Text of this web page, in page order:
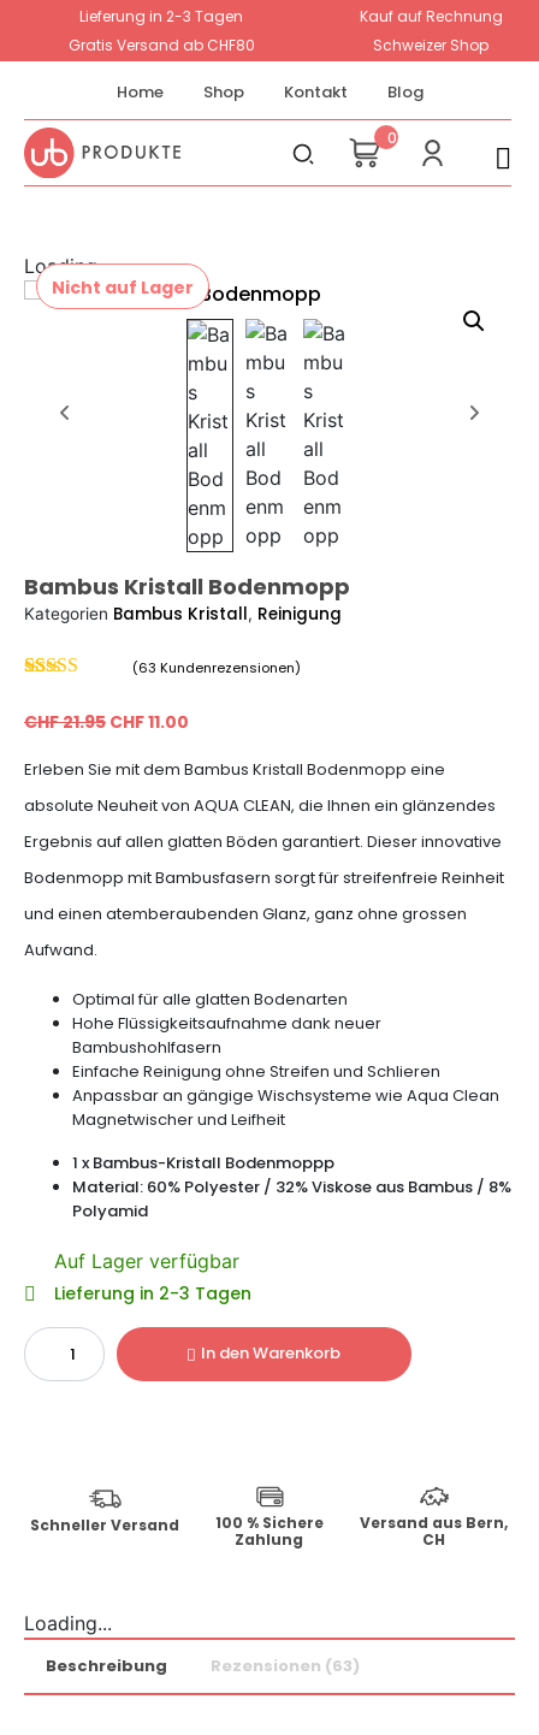
Lieferung in 2-3 Tagen
Kauf auf Rechnung
Gratis Versand ab CHF80
Schweizer Shop
Home Shop Kontakt Blog
0
Nicht auf Lager
Loading...
Bambus Kristall Bodenmopp
Kategorien Bambus Kristall, Reinigung
4.92von 5,
basierend auf
(63 Kundenrezensionen)
CHF21.95 CHF11.00
Erleben Sie mit dem Bambus Kristall Bodenmopp eine
absolute Neuheit von AQUA CLEAN, die Ihnen ein glänzendes
Ergebnis auf allen glatten Böden garantiert. Dieser innovative
Bodenmopp mit Bambusfasern sorgt für streifenfreie Reinheit
und einen atemberaubenden Glanz, ganz ohne grossen
Aufwand.
Optimal für alle glatten Bodenarten
Hohe Flüssigkeitsaufnahme dank neuer
Bambushohlfasern
Einfache Reinigung ohne Streifen und Schlieren
Anpassbar an gängige Wischsysteme wie Aqua Clean
Magnetwischer und Leifheit
1 x Bambus-Kristall Bodenmoppp
Material: 60% Polyester / 32% Viskose aus Bambus / 8%
Polyamid
Auf Lager verfügbar
Lieferung in 2-3 Tagen
In den Warenkorb
Schneller Versand
100 % Sichere
Zahlung
Versand aus Bern,
CH
Loading...
Beschreibung Rezensionen (63)